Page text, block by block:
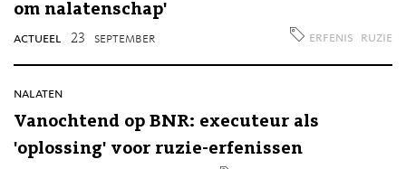
om nalatenschap'
actueel 23 september erfenis ruzie
nalaten
Vanochtend op BNR: executeur als
'oplossing' voor ruzie-erfenissen